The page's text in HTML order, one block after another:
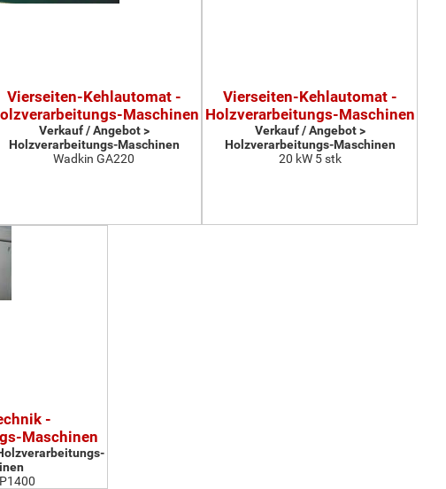
Vierseiten-Kehlautomat -
Maschinen
Verkauf / Angebot >
Holzverarbeitungs-Maschinen
Wadkin GA220
Vierseiten-Kehlautomat -
Holzverarbeitungs-Maschinen
Verkauf / Angebot >
Holzverarbeitungs-Maschinen
20 kW 5 stk
-
Maschinen